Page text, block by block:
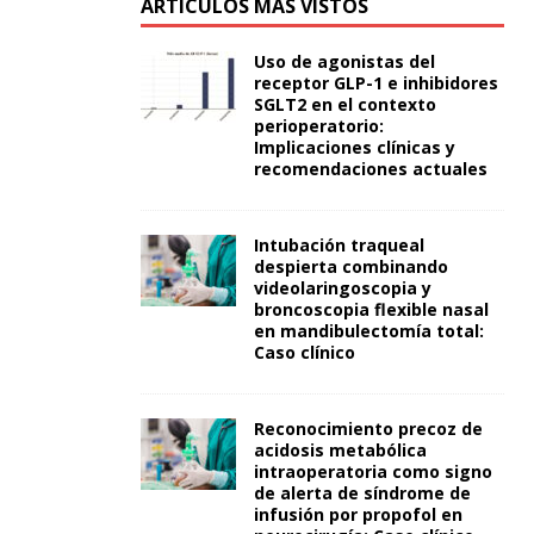
ARTÍCULOS MÁS VISTOS
Uso de agonistas del
receptor GLP-1 e inhibidores
SGLT2 en el contexto
perioperatorio:
Implicaciones clínicas y
recomendaciones actuales
Intubación traqueal
despierta combinando
videolaringoscopia y
broncoscopia flexible nasal
en mandibulectomía total:
Caso clínico
Reconocimiento precoz de
acidosis metabólica
intraoperatoria como signo
de alerta de síndrome de
infusión por propofol en